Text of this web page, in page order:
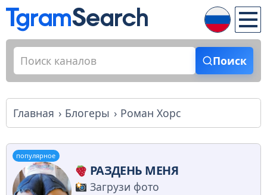
Поиск
Главная Блогеры Роман Хорс
популярное
РАЗДЕНЬ МЕНЯ
Загрузи фото